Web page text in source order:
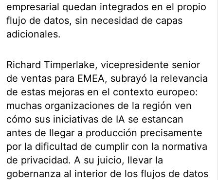
empresarial quedan integrados en el propio
flujo de datos, sin necesidad de capas
adicionales.
Richard Timperlake, vicepresidente senior
de ventas para EMEA, subrayó la relevancia
de estas mejoras en el contexto europeo:
muchas organizaciones de la región ven
cómo sus iniciativas de IA se estancan
antes de llegar a producción precisamente
por la dificultad de cumplir con la normativa
de privacidad. A su juicio, llevar la
gobernanza al interior de los flujos de datos